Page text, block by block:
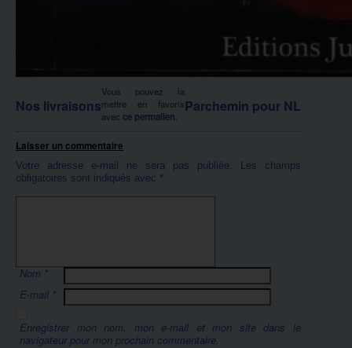
Nos livraisons Parchemin pour NL
Vous pouvez la
mettre en favoris
avec ce permalien
Laisser un commentaire
Votre adresse e-mail ne sera pas publiée.
Les champs
obligatoires sont indiqués avec *
Nom *
E-mail *
Enregistrer mon nom, mon e-mail et mon site dans le
navigateur pour mon prochain commentaire.